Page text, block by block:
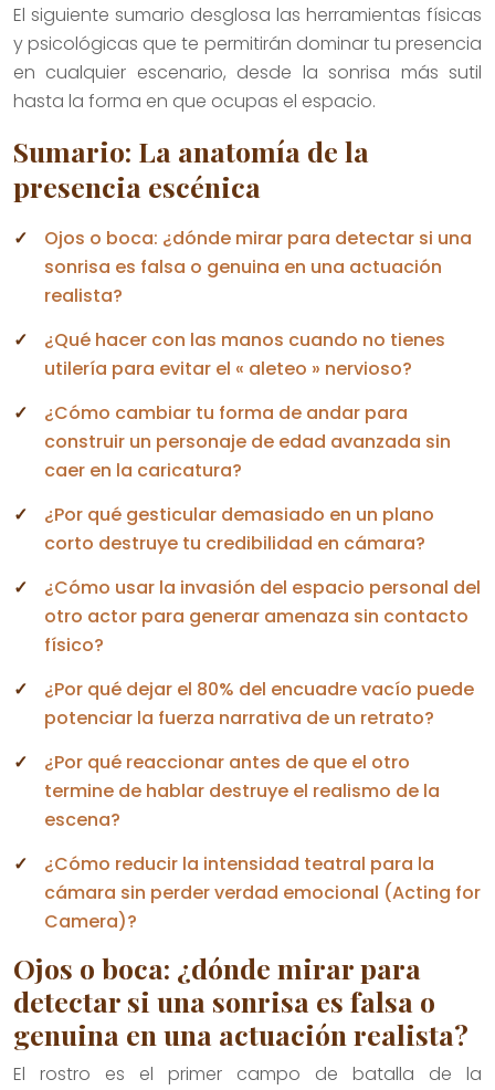
El siguiente sumario desglosa las herramientas físicas
y psicológicas que te permitirán dominar tu presencia
en cualquier escenario, desde la sonrisa más sutil
hasta la forma en que ocupas el espacio.
Sumario: La anatomía de la
presencia escénica
Ojos o boca: ¿dónde mirar para detectar si una
sonrisa es falsa o genuina en una actuación
realista?
¿Qué hacer con las manos cuando no tienes
utilería para evitar el « aleteo » nervioso?
¿Cómo cambiar tu forma de andar para
construir un personaje de edad avanzada sin
caer en la caricatura?
¿Por qué gesticular demasiado en un plano
corto destruye tu credibilidad en cámara?
¿Cómo usar la invasión del espacio personal del
otro actor para generar amenaza sin contacto
físico?
¿Por qué dejar el 80% del encuadre vacío puede
potenciar la fuerza narrativa de un retrato?
¿Por qué reaccionar antes de que el otro
termine de hablar destruye el realismo de la
escena?
¿Cómo reducir la intensidad teatral para la
cámara sin perder verdad emocional (Acting for
Camera)?
Ojos o boca: ¿dónde mirar para
detectar si una sonrisa es falsa o
genuina en una actuación realista?
El rostro es el primer campo de batalla de la